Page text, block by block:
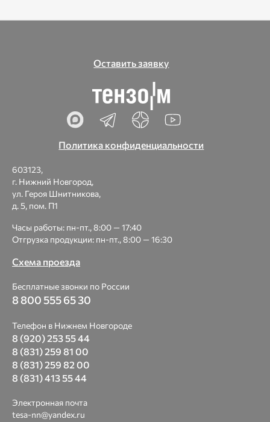
Оставить заявку
Политика конфиденциальности
603123,
г. Нижний Новгород,
ул. Героя Шнитникова,
д. 5, пом. П1
Часы работы: пн-пт., 8:00 — 17:40
Отгрузка продукции: пн-пт., 8:00 — 16:30
Схема проезда
Бесплатные звонки по России
8 800 555 65 30
Телефон в Нижнем Новгороде
8 (920) 253 55 44
8 (831) 259 81 00
8 (831) 259 82 00
8 (831) 413 55 44
Электронная почта
tesa-nn@yandex.ru